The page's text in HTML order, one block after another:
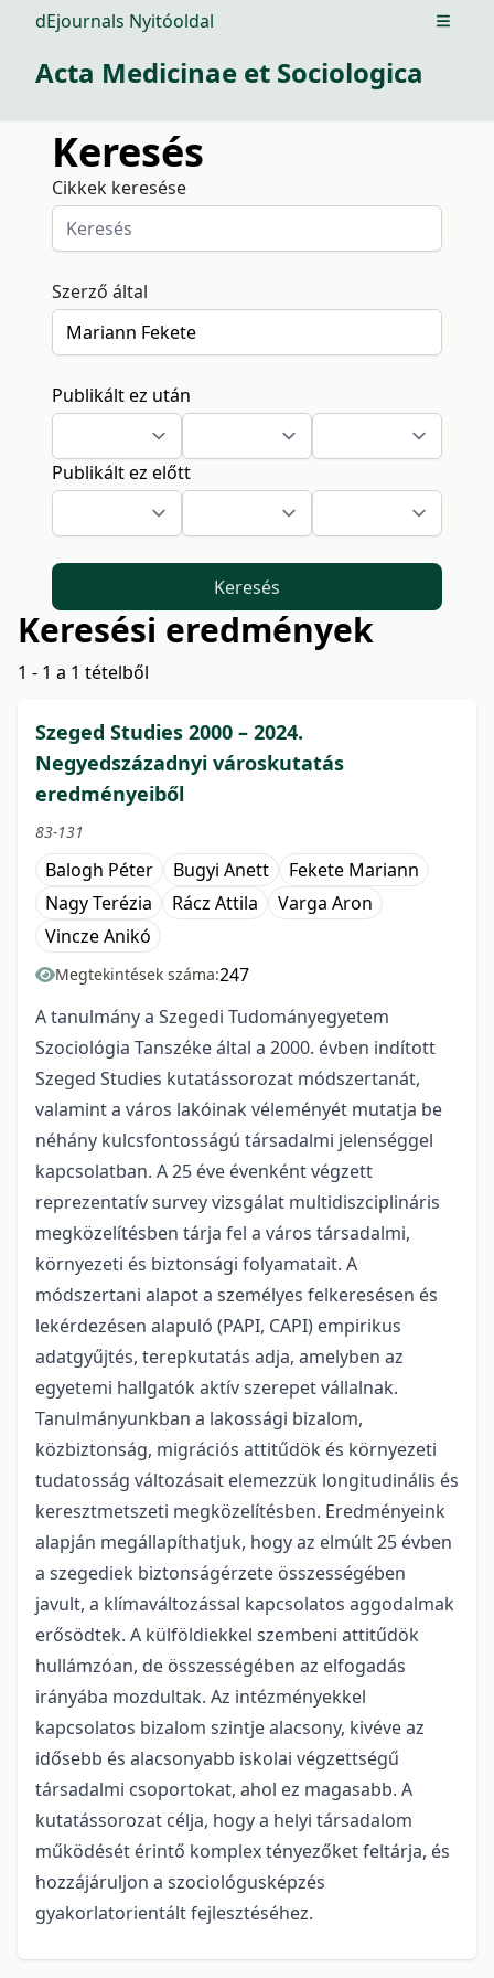
dEjournals Nyitóoldal Open
Acta Medicinae et Sociologica
Keresés
Cikkek keresése
Szerző által
Publikált ez után
Publikált ez előtt
Keresés
Keresési eredmények
1 - 1 a 1 tételből
Szeged Studies 2000 – 2024.
Negyedszázadnyi városkutatás
eredményeiből
83-131
Balogh Péter Bugyi Anett
Fekete Mariann
Nagy Terézia
Rácz Attila
Varga Aron
Vincze Anikó
Megtekintések száma:247
A tanulmány a Szegedi Tudományegyetem
Szociológia Tanszéke által a 2000. évben indított
Szeged Studies kutatássorozat módszertanát,
valamint a város lakóinak véleményét mutatja be
néhány kulcsfontosságú társadalmi jelenséggel
kapcsolatban. A 25 éve évenként végzett
reprezentatív survey vizsgálat multidiszciplináris
megközelítésben tárja fel a város társadalmi,
környezeti és biztonsági folyamatait. A
módszertani alapot a személyes felkeresésen és
lekérdezésen alapuló (PAPI, CAPI) empirikus
adatgyűjtés, terepkutatás adja, amelyben az
egyetemi hallgatók aktív szerepet vállalnak.
Tanulmányunkban a lakossági bizalom,
közbiztonság, migrációs attitűdök és környezeti
tudatosság változásait elemezzük longitudinális és
keresztmetszeti megközelítésben. Eredményeink
alapján megállapíthatjuk, hogy az elmúlt 25 évben
a szegediek biztonságérzete összességében
javult, a klímaváltozással kapcsolatos aggodalmak
erősödtek. A külföldiekkel szembeni attitűdök
hullámzóan, de összességében az elfogadás
irányába mozdultak. Az intézményekkel
kapcsolatos bizalom szintje alacsony, kivéve az
idősebb és alacsonyabb iskolai végzettségű
társadalmi csoportokat, ahol ez magasabb. A
kutatássorozat célja, hogy a helyi társadalom
működését érintő komplex tényezőket feltárja, és
hozzájáruljon a szociológusképzés
gyakorlatorientált fejlesztéséhez.